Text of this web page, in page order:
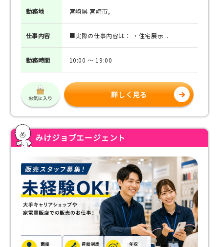
勤務地 宮崎県 宮崎市,
仕事内容 ■実際の仕事内容は： ・住宅展示...
勤務時間 10:00 ～ 19:00
詳しく見る
みけジョブエージェント